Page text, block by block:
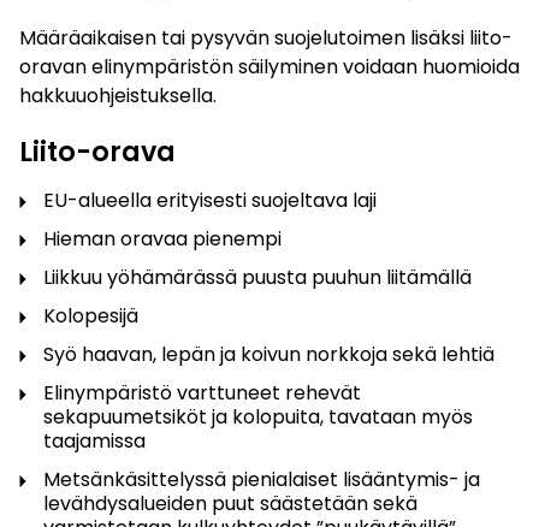
Määräaikaisen tai pysyvän suojelutoimen lisäksi liito-
oravan elinympäristön säilyminen voidaan huomioida
hakkuuohjeistuksella.
Liito-orava
EU-alueella erityisesti suojeltava laji
Hieman oravaa pienempi
Liikkuu yöhämärässä puusta puuhun liitämällä
Kolopesijä
Syö haavan, lepän ja koivun norkkoja sekä lehtiä
Elinympäristö varttuneet rehevät
sekapuumetsiköt ja kolopuita, tavataan myös
taajamissa
Metsänkäsittelyssä pienialaiset lisääntymis- ja
levähdysalueiden puut säästetään sekä